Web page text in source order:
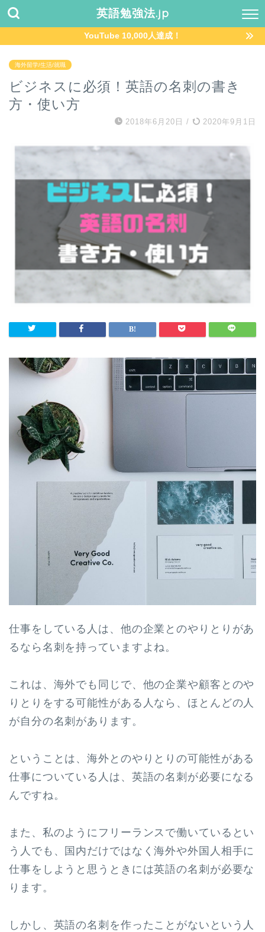
英語勉強法.jp
YouTube 10,000人達成！
海外留学/生活/就職
ビジネスに必須！英語の名刺の書き
方・使い方
2018年6月20日 / 2020年9月1日
仕事をしている人は、他の企業とのやりとりがあ
るなら名刺を持っていますよね。
これは、海外でも同じで、他の企業や顧客とのや
りとりをする可能性がある人なら、ほとんどの人
が自分の名刺があります。
ということは、海外とのやりとりの可能性がある
仕事についている人は、英語の名刺が必要になる
んですね。
また、私のようにフリーランスで働いているとい
う人でも、国内だけではなく海外や外国人相手に
仕事をしようと思うときには英語の名刺が必要な
ります。
しかし、英語の名刺を作ったことがないという人